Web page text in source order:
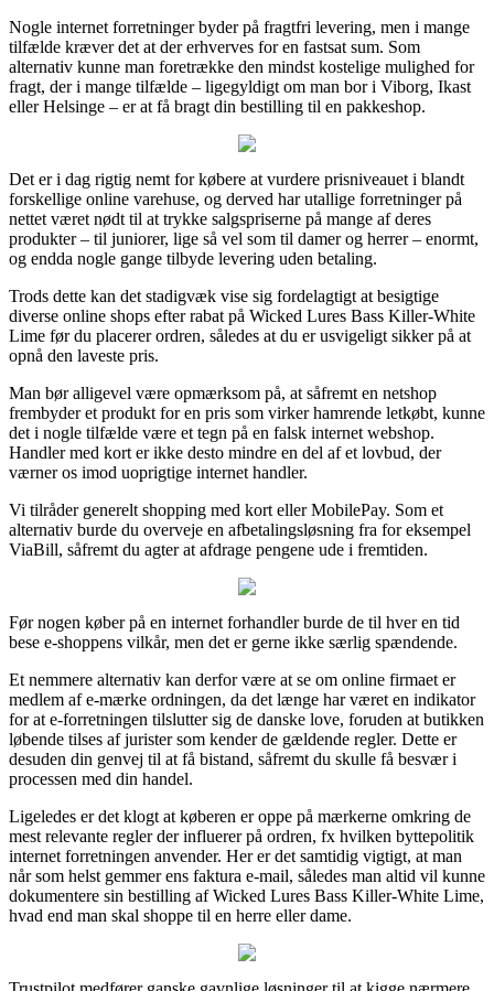
Nogle internet forretninger byder på fragtfri levering, men i mange
tilfælde kræver det at der erhverves for en fastsat sum. Som
alternativ kunne man foretrække den mindst kostelige mulighed for
fragt, der i mange tilfælde – ligegyldigt om man bor i Viborg, Ikast
eller Helsinge – er at få bragt din bestilling til en pakkeshop.
Det er i dag rigtig nemt for købere at vurdere prisniveauet i blandt
forskellige online varehuse, og derved har utallige forretninger på
nettet været nødt til at trykke salgspriserne på mange af deres
produkter – til juniorer, lige så vel som til damer og herrer – enormt,
og endda nogle gange tilbyde levering uden betaling.
Trods dette kan det stadigvæk vise sig fordelagtigt at besigtige
diverse online shops efter rabat på Wicked Lures Bass Killer-White
Lime før du placerer ordren, således at du er usvigeligt sikker på at
opnå den laveste pris.
Man bør alligevel være opmærksom på, at såfremt en netshop
frembyder et produkt for en pris som virker hamrende letkøbt, kunne
det i nogle tilfælde være et tegn på en falsk internet webshop.
Handler med kort er ikke desto mindre en del af et lovbud, der
værner os imod uoprigtige internet handler.
Vi tilråder generelt shopping med kort eller MobilePay. Som et
alternativ burde du overveje en afbetalingsløsning fra for eksempel
ViaBill, såfremt du agter at afdrage pengene ude i fremtiden.
Før nogen køber på en internet forhandler burde de til hver en tid
bese e-shoppens vilkår, men det er gerne ikke særlig spændende.
Et nemmere alternativ kan derfor være at se om online firmaet er
medlem af e-mærke ordningen, da det længe har været en indikator
for at e-forretningen tilslutter sig de danske love, foruden at butikken
løbende tilses af jurister som kender de gældende regler. Dette er
desuden din genvej til at få bistand, såfremt du skulle få besvær i
processen med din handel.
Ligeledes er det klogt at køberen er oppe på mærkerne omkring de
mest relevante regler der influerer på ordren, fx hvilken byttepolitik
internet forretningen anvender. Her er det samtidig vigtigt, at man
når som helst gemmer ens faktura e-mail, således man altid vil kunne
dokumentere sin bestilling af Wicked Lures Bass Killer-White Lime,
hvad end man skal shoppe til en herre eller dame.